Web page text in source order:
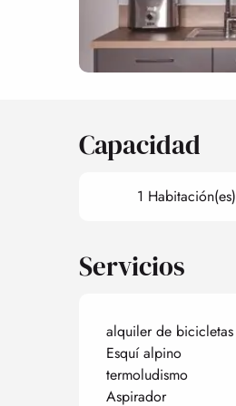
Capacidad
1 Habitación(es)
Servicios
alquiler de bicicletas
Esquí alpino
termoludismo
Aspirador